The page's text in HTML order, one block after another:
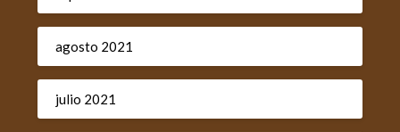
agosto 2021
julio 2021